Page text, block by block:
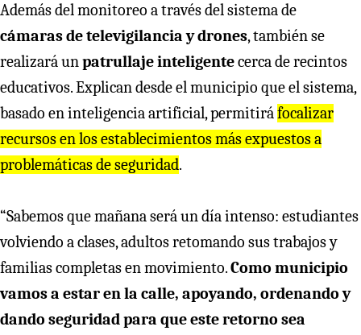
Además del monitoreo a través del sistema de
cámaras de televigilancia y drones, también se
realizará unpatrullaje inteligentecerca de recintos
educativos. Explican desde el municipio que el sistema,
basado en inteligencia artificial, permitiráfocalizar
recursos en los establecimientos más expuestos a
problemáticas de seguridad.
“Sabemos que mañana será un día intenso: estudiantes
volviendo a clases, adultos retomando sus trabajos y
familias completas en movimiento.Como municipio
vamos a estar en la calle, apoyando, ordenando y
dando seguridad para que este retorno sea